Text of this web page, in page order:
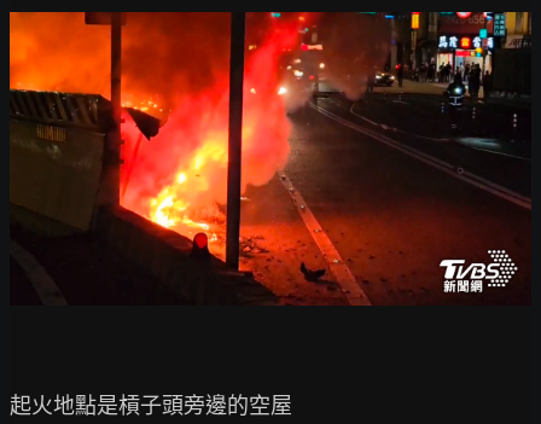
起火地點是槓子頭旁邊的空屋